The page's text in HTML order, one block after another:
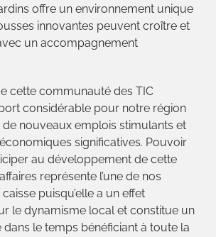
offre un environnement unique
innovantes peuvent croître et
un accompagnement
cette communauté des TIC
considérable pour notre région
nouveaux emplois stimulants et
significatives. Pouvoir
au développement de cette
représente l’une de nos
puisqu’elle a un effet
le dynamisme local et constitue un
le temps bénéficiant à toute la